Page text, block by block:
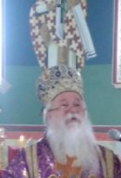
Актуелно Република